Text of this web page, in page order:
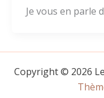
Je vous en parle
Copyright © 2026